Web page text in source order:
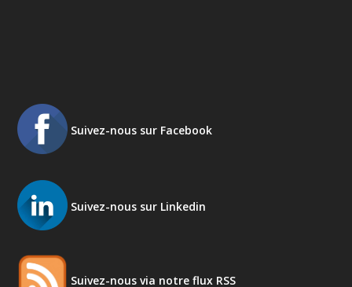
Suivez-nous sur Facebook
Suivez-nous sur Linkedin
Suivez-nous via notre flux RSS